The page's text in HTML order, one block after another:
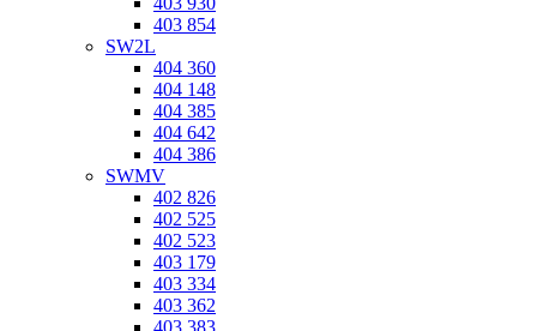
403 854
SW2L
404 360
404 148
404 385
404 642
404 386
SWMV
402 826
402 525
402 523
403 179
403 334
403 362